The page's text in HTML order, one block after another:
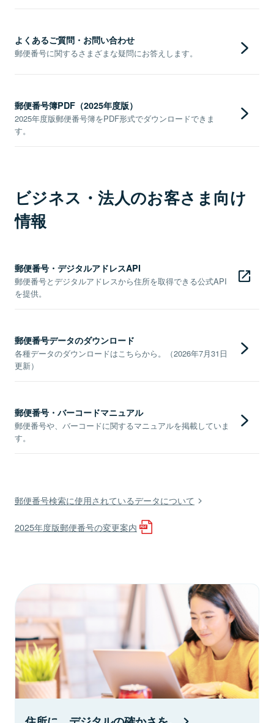
よくあるご質問・お問い合わせ
郵便番号に関するさまざまな疑問にお答えします。
郵便番号簿PDF（2025年度版）
2025年度版郵便番号簿をPDF形式でダウンロードできま
す。
ビジネス・法人のお客さま向け
情報
郵便番号・デジタルアドレスAPI
郵便番号とデジタルアドレスから住所を取得できる公式API
を提供。
郵便番号データのダウンロード
各種データのダウンロードはこちらから。（2026年7月31日
更新）
郵便番号・バーコードマニュアル
郵便番号や、バーコードに関するマニュアルを掲載していま
す。
郵便番号検索に使用されているデータについて
2025年度版郵便番号の変更案内